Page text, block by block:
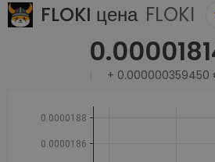
FLOKI цена FLOKI
+ 0.000000359450